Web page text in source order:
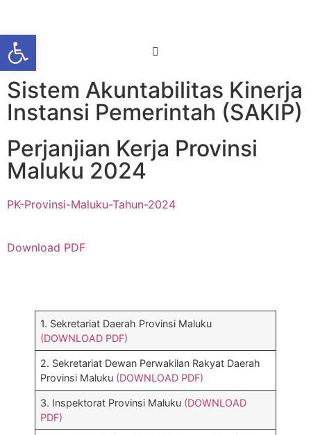
Open toolbar
Sistem Akuntabilitas Kinerja
Instansi Pemerintah (SAKIP)
Perjanjian Kerja Provinsi
Maluku 2024
PK-Provinsi-Maluku-Tahun-2024
Download PDF
1. Sekretariat Daerah Provinsi Maluku
(DOWNLOAD PDF)
2. Sekretariat Dewan Perwakilan Rakyat Daerah
Provinsi Maluku (DOWNLOAD PDF)
3. Inspektorat Provinsi Maluku (DOWNLOAD
PDF)